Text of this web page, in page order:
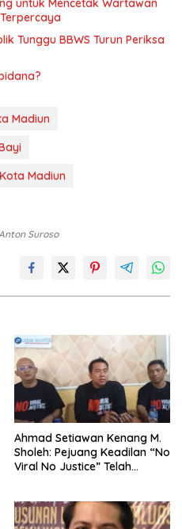
untuk Mencetak Wartawan
Tunggu BBWS Turun Periksa
Madiun
Kota Madiun
Suroso
Ahmad Setiawan Kenang M.
Sholeh: Pejuang Keadilan “No
Viral No Justice” Telah